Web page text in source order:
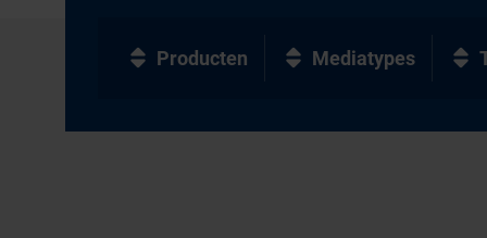
Producten Mediatypes